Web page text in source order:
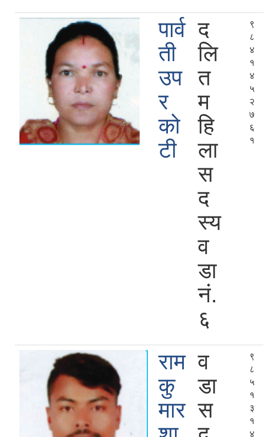
पार्व
ती
उप
र
को
टी
द
लि
त
म
हि
ला
स
द
स्य
व
डा
नं.
६
९
८
४
१
४
५
२
७
६
१
राम
कु
मार
व
डा
स
९
८
५
१
३
१
४